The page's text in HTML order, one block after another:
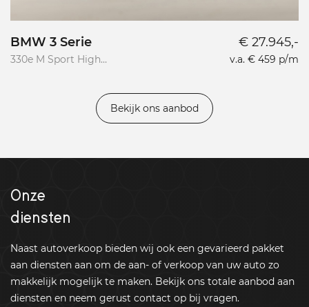
BMW 3 Serie
330e M Sport High
€ 27.945,-
v.a. € 459 p/m
Bekijk ons aanbod
Onze
diensten
Naast autoverkoop bieden wij ook een gevarieerd pakket
aan diensten aan om de aan- of verkoop van uw auto zo
makkelijk mogelijk te maken. Bekijk ons totale aanbod aan
diensten en neem gerust contact op bij vragen.